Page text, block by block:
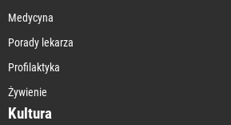
Medycyna
Porady lekarza
Profilaktyka
Żywienie
Kultura